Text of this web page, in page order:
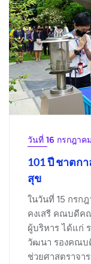
วันที่ 16 กรกฎาค
101 ปี ชาตก
สุข
ในวันที่ 15 กรก
คงเสรี คณบดีค
ผู้บริหาร ได้แก่
วัฒนา รองคณบ
ช่วยศาสตราจ